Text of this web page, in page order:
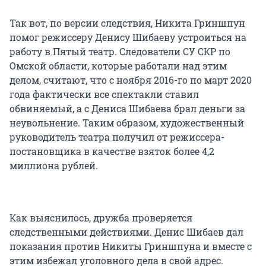
Так вот, по версии следствия, Никита Гриншпун
помог режиссеру Денису Шибаеву устроиться на
работу в Пятый театр. Следователи СУ СКР по
Омской области, которые работали над этим
делом, считают, что с ноября 2016-го по март 2020
года фактически все спектакли ставил
обвиняемый, а с Дениса Шибаева брал деньги за
неувольнение. Таким образом, художественный
руководитель театра получил от режиссера-
постановщика в качестве взяток более 4,2
миллиона рублей.
Как выяснилось, дружба проверяется
следственными действиями. Денис Шибаев дал
показания против Никиты Гриншпуна и вместе с
этим избежал уголовного дела в свой адрес.